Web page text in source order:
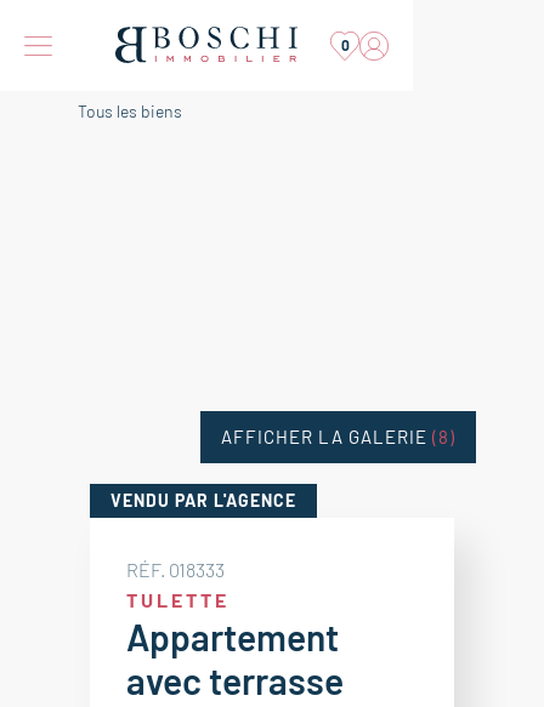
0
Tous les biens
VENDU PAR L'AGENCE
RÉF. 018333
TULETTE
Appartement
avec terrasse
AFFICHER LA GALERIE (8)